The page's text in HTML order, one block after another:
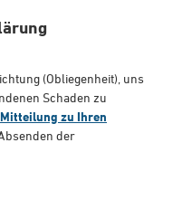
(Obliegenheit), uns
Schaden zu
Mitteilung zu Ihren
der